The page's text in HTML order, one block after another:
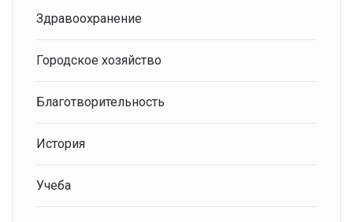
Здравоохранение
Городское хозяйство
Благотворительность
История
Учеба